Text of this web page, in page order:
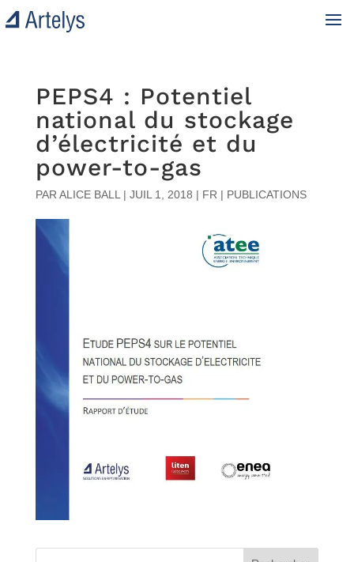
PEPS4 : Potentiel
national du stockage
d’électricité et du
power-to-gas
PAR ALICE BALL | JUIL 1, 2018 | FR | PUBLICATIONS